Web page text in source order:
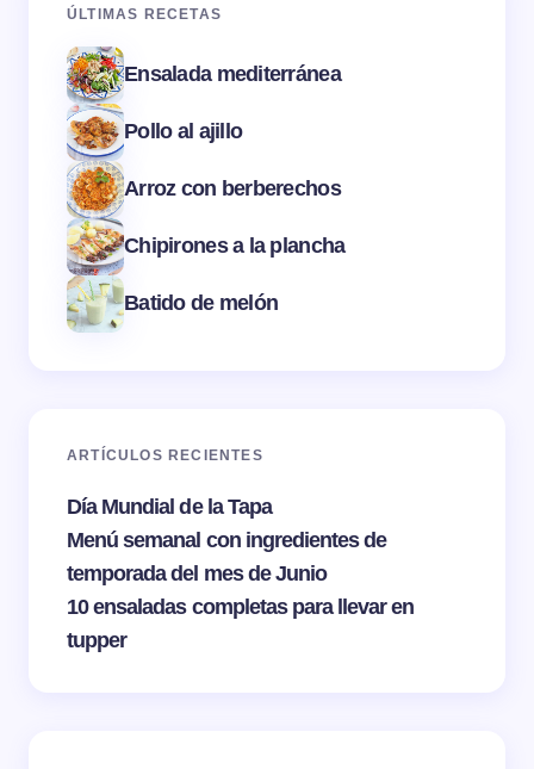
ÚLTIMAS RECETAS
Ensalada mediterránea
Pollo al ajillo
Arroz con berberechos
Chipirones a la plancha
Batido de melón
ARTÍCULOS RECIENTES
Día Mundial de la Tapa
Menú semanal con ingredientes de
temporada del mes de Junio
10 ensaladas completas para llevar en
tupper